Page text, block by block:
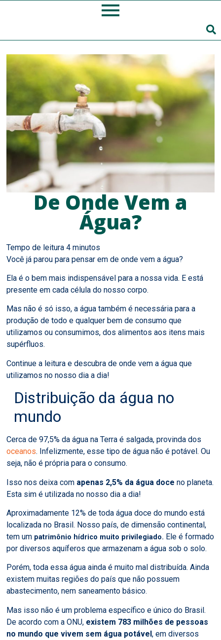
De Onde Vem a
Água?
Você já parou para pensar em de onde vem a água?
Ela é o bem mais indispensável para a nossa vida. E está
presente em cada célula do nosso corpo.
Mas não é só isso, a água também é necessária para a
produção de todo e qualquer bem de consumo que
utilizamos ou consumimos, dos alimentos aos itens mais
supérfluos.
Continue a leitura e descubra de onde vem a água que
utilizamos no nosso dia a dia!
Distribuição da água no
mundo
Cerca de 97,5% da água na Terra é salgada, provinda dos
oceanos. Infelizmente, esse tipo de água não é potável. Ou
seja, não é própria para o consumo.
Isso nos deixa com apenas 2,5% da água doce no planeta.
Esta sim é utilizada no nosso dia a dia!
Aproximadamente 12% de toda água doce do mundo está
localizada no Brasil. Nosso país, de dimensão continental,
tem um patrimônio hídrico muito privilegiado. Ele é formado
por diversos aquíferos que armazenam a água sob o solo.
Porém, toda essa água ainda é muito mal distribuída. Ainda
existem muitas regiões do país que não possuem
abastecimento, nem saneamento básico.
Mas isso não é um problema específico e único do Brasil.
De acordo com a ONU, existem 783 milhões de pessoas
no mundo que vivem sem água potável, em diversos